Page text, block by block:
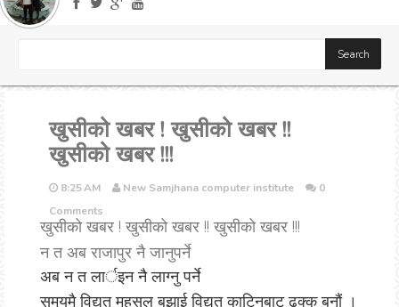
Downloads
खुसीको खबर ! खुसीको खबर !!
खुसीको खबर !!!
8:25 AM New Samjhana computer institute
0
Comments
खुसीको खबर ! खुसीको खबर !! खुसीको खबर !!!
न त अब राजापुर नै जानुपर्ने
अब न त लार्इन नै लाग्नु पर्ने
समयमै विद्युत महसुल बुझाई विद्युत काटिनबाट ढुक्क बनौं ।